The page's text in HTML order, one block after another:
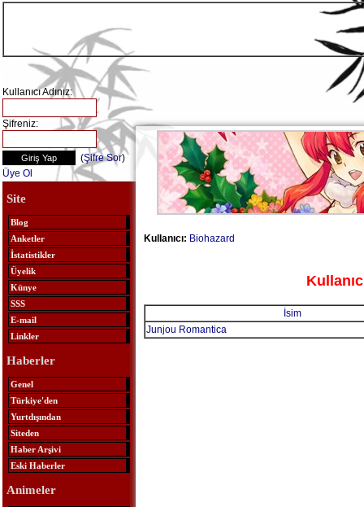
Kullanıcı Adınız:
Şifreniz:
(Şifre Sor)
Üye Ol
Site
Blog
Anketler
İstatistikler
Üyelik
Künye
SSS
E-mail
Linkler
Haberler
Genel
Türkiye'den
Yurtdışından
Siteden
Haber Arşivi
Eski Haberler
Animeler
Kullanıcı: Biohazard
İsim
Junjou Romantica